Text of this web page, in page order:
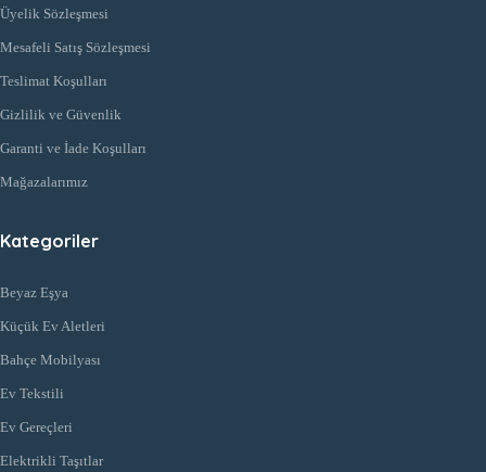
Üyelik Sözleşmesi
Mesafeli Satış Sözleşmesi
Teslimat Koşulları
Gizlilik ve Güvenlik
Garanti ve İade Koşulları
Mağazalarımız
Kategoriler
Beyaz Eşya
Küçük Ev Aletleri
Bahçe Mobilyası
Ev Tekstili
Ev Gereçleri
Elektrikli Taşıtlar